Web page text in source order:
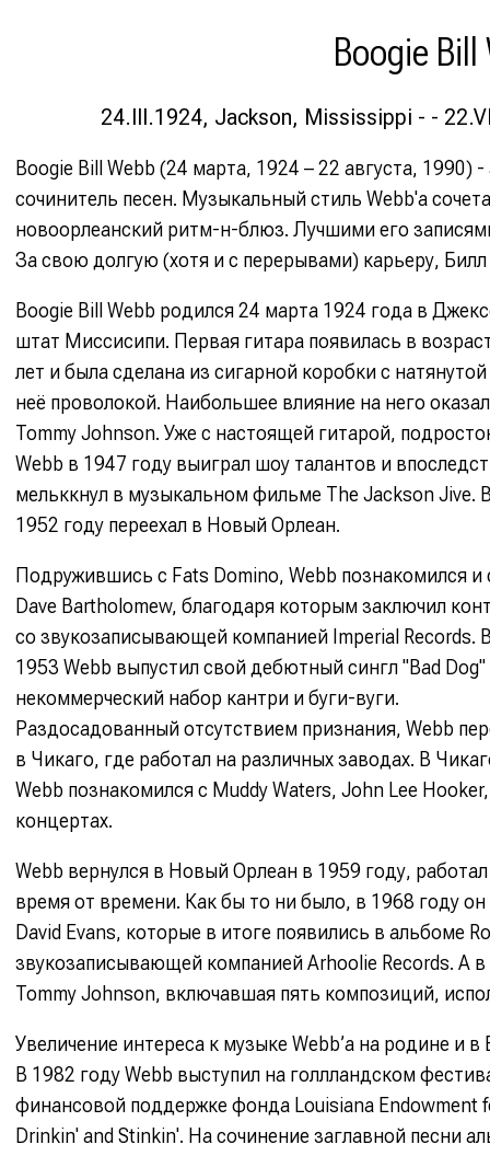
Boogie Bill
24.III.1924, Jackson, Mississippi - -
Boogie Bill Webb (24 марта, 1924 – 22 августа,
сочинитель песен. Музыкальный стиль Webb'а
новоорлеанский ритм-н-блюз. Лучшими его
За свою долгую (хотя и с перерывами) карьеру,
Boogie Bill Webb родился 24 марта 1924 года в
штат Миссисипи. Первая гитара появилась в
лет и была сделана из сигарной коробки с
неё проволокой. Наибольшее влияние на него оказал
Tommy Johnson. Уже с настоящей гитарой,
Webb в 1947 году выиграл шоу талантов и
мельккнул в музыкальном фильме The Jackson Jive.
1952 году переехал в Новый Орлеан.
Подружившись с Fats Domino, Webb познакомился и
Dave Bartholomew, благодаря которым заключил
со звукозаписывающей компанией Imperial Records.
1953 Webb выпустил свой дебютный сингл "Bad Dog"
некоммерческий набор кантри и буги-вуги.
Раздосадованный отсутствием признания, Webb
в Чикаго, где работал на различных заводах. В
Webb познакомился с Muddy Waters, John Lee
концертах.
Webb вернулся в Новый Орлеан в 1959 году,
время от времени. Как бы то ни было, в 1968 году
David Evans, которые в итоге появились в альбоме
звукозаписывающей компанией Arhoolie Records. А
Tommy Johnson, включавшая пять композиций,
Увеличение интереса к музыке Webb’а на родине и
В 1982 году Webb выступил на голлландском
финансовой поддержке фонда Louisiana Endowment
Drinkin' and Stinkin'. На сочинение заглавной песни